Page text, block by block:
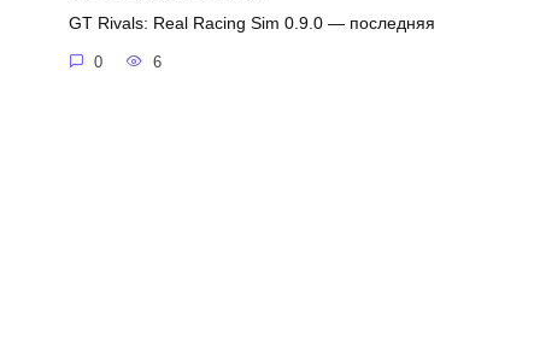
GT Rivals: Real Racing Sim 0.9.0 — последняя
0 6